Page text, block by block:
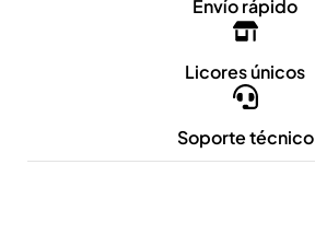
Envío rápido
Licores únicos
Soporte técnico